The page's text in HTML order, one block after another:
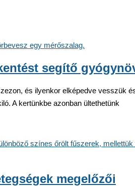
segítő
és ilyenkor elképedve vesszük
A kertünkbe azonban ültethetünk
megelőzői